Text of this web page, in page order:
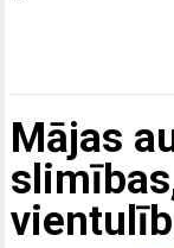
Mājas